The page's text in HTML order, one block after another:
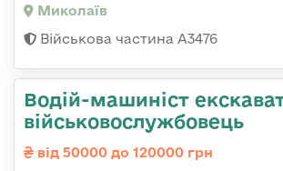
Миколаїв
Військова частина А3476
Водій-машиніст
військовослужбовець
від 50000 до 120000 грн